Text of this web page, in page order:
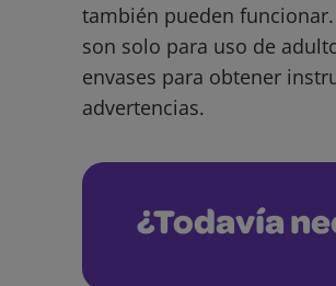
también pueden
son solo para uso de
envases para obtener
advertencias.
¿Todavía